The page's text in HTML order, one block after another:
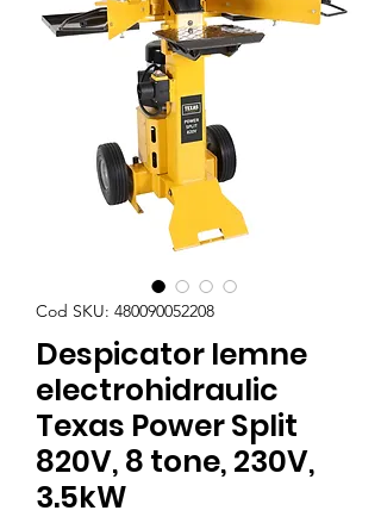
Cod SKU: 480090052208
Despicator lemne
electrohidraulic
Texas Power Split
820V, 8 tone, 230V,
3.5kW